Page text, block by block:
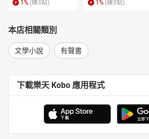
1 % (賺3點) 1 % (賺3點)
本店相關類別
文學小說 有聲書
下載樂天 Kobo 應用程式